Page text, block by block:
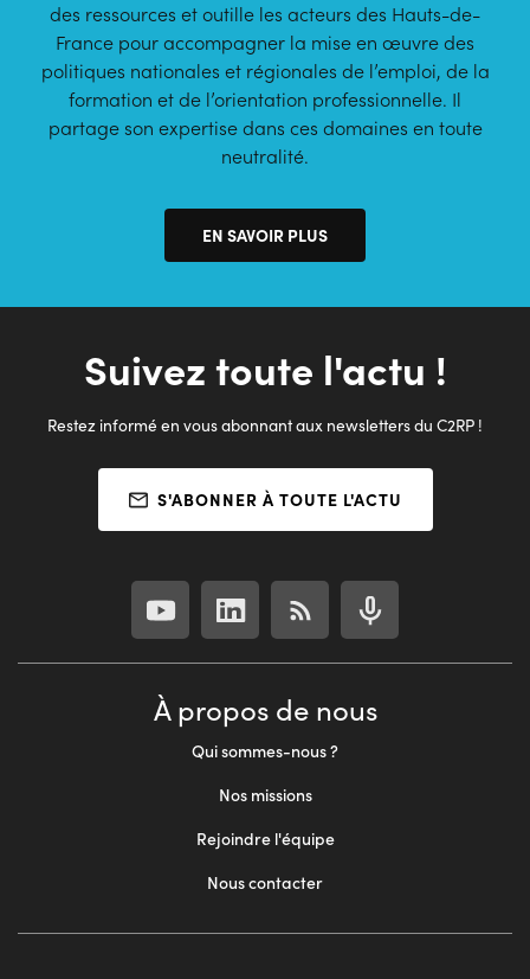
des ressources et outille les acteurs des Hauts-de-
France pour accompagner la mise en œuvre des
politiques nationales et régionales de l’emploi, de la
formation et de l’orientation professionnelle. Il
partage son expertise dans ces domaines en toute
neutralité.
EN SAVOIR PLUS
Suivez toute l'actu !
Restez informé en vous abonnant aux newsletters du C2RP !
S'ABONNER À TOUTE L'ACTU
À propos de nous
Qui sommes-nous ?
Nos missions
Rejoindre l'équipe
Nous contacter